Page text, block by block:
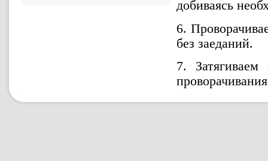
добиваясь
6.
без заеданий.
7. Затягиваем